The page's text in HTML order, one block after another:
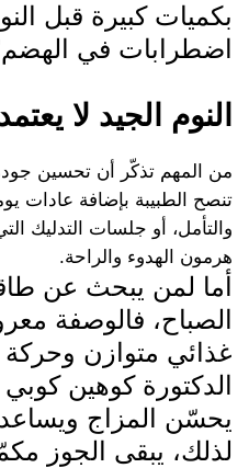
بكميات كبيرة قبل
اضطرابات في
النوم الجيد لا
من المهم تذكّر أن تحسين
تنصح الطبيبة بإضافة عادات
والتأمل، أو جلسات التدليك
هرمون الهدوء والراحة.
أما لمن يبحث عن
الصباح، فالوصفة
غذائي متوازن وحركة
الدكتورة كوهين
يحسّن المزاج
لذلك، يبقى الجوز